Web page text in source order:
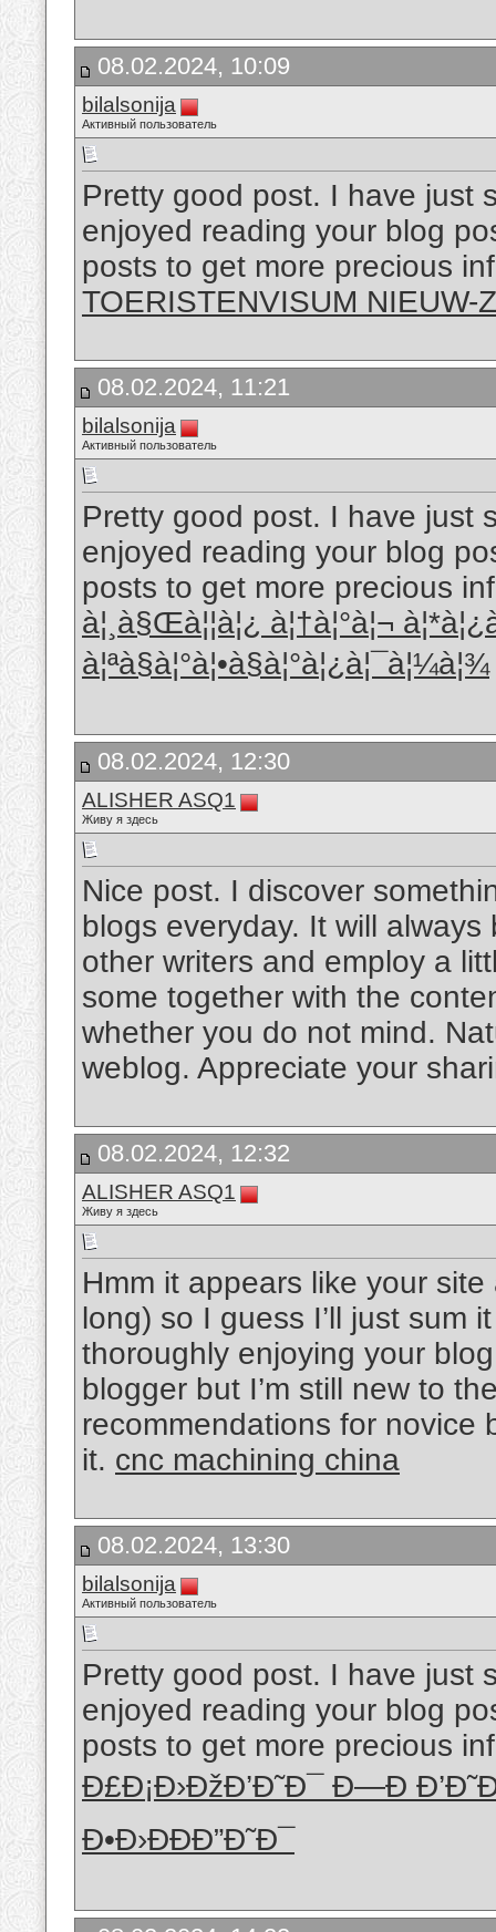
08.02.2024, 10:09
bilalsonija
Активный пользователь
Pretty good post. I have just
enjoyed reading your blog
posts to get more precious
TOERISTENVISUM NIEUW-
08.02.2024, 11:21
bilalsonija
Активный пользователь
Pretty good post. I have just
enjoyed reading your blog
posts to get more precious
à¦¸à§Œà¦¦à¦¿ à¦†à¦°à¦¬
à¦ªà§à¦°à¦•à§à¦°à¦¿à¦¯à¦¼à¦¾
08.02.2024, 12:30
ALISHER ASQ1
Живу я здесь
Nice post. I discover
blogs everyday. It will
other writers and employ a
some together with the
whether you do not mind.
weblog. Appreciate your
08.02.2024, 12:32
ALISHER ASQ1
Живу я здесь
Hmm it appears like your
long) so I guess I’ll just sum
thoroughly enjoying your
blogger but I’m still new to
recommendations for novice
it. cnc machining china
08.02.2024, 13:30
bilalsonija
Активный пользователь
Pretty good post. I have just
enjoyed reading your blog
posts to get more precious
Ð£Ð¡Ð›ÐžÐ’Ð˜Ð¯ Ð—Ð
Ð•Ð›ÐÐÐ”Ð˜Ð¯